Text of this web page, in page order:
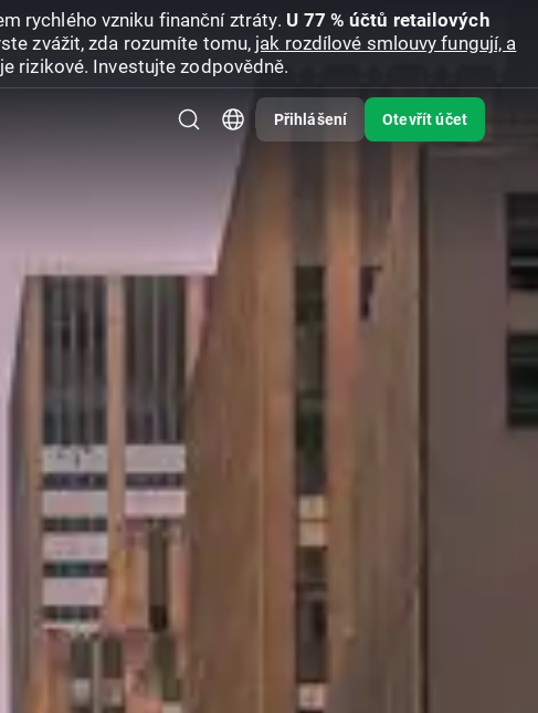
rychlého vzniku finanční ztráty. U 77 % účtů retailových
zvážit, zda rozumíte tomu, jak rozdílové smlouvy fungují, a
rizikové. Investujte zodpovědně.
Přihlášení Otevřít účet